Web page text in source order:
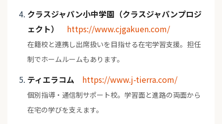
クラスジャパン小中学園（クラスジャパンプロジ
ェクト）
https://www.cjgakuen.com/
在籍校と連携し出席扱いを目指せる在宅学習支援。担任
制でホームルームもあります。
ティエラコム https://www.j-tierra.com/
個別指導・通信制サポート校。学習面と進路の両面から
在宅の学びを支えます。